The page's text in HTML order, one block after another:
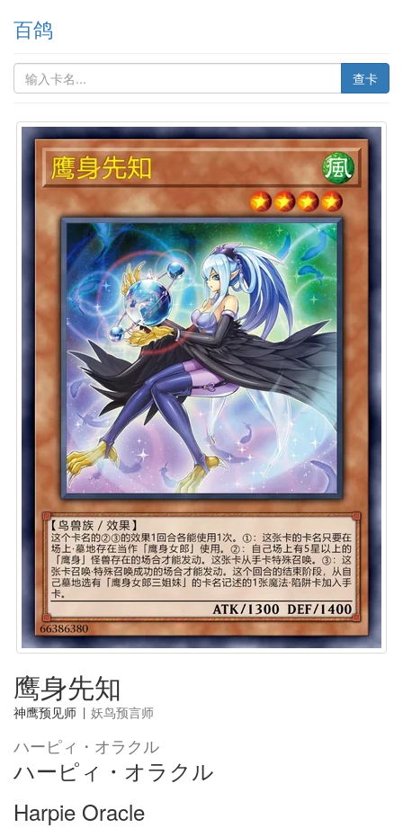
百鸽
查卡
鹰身先知
神鹰预见师 | 妖鸟预言师
ハーピィ・オラクル
ハーピィ・オラクル
Harpie Oracle